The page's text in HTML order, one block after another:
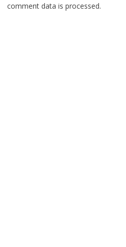
comment data is processed.